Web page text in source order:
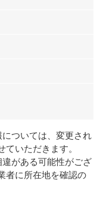
ついては、変更され
いただきます。
がある可能性がござ
者に所在地を確認の